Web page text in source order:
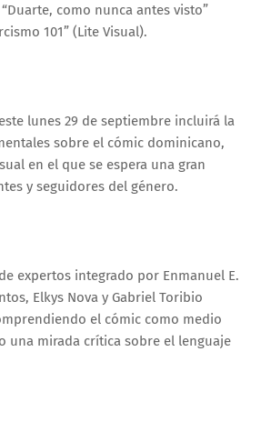
como nunca antes visto”
101” (Lite Visual).
lunes 29 de septiembre incluirá la
sobre el cómic dominicano,
en el que se espera una gran
y seguidores del género.
expertos integrado por Enmanuel E.
Elkys Nova y Gabriel Toribio
el cómic como medio
una mirada crítica sobre el lenguaje